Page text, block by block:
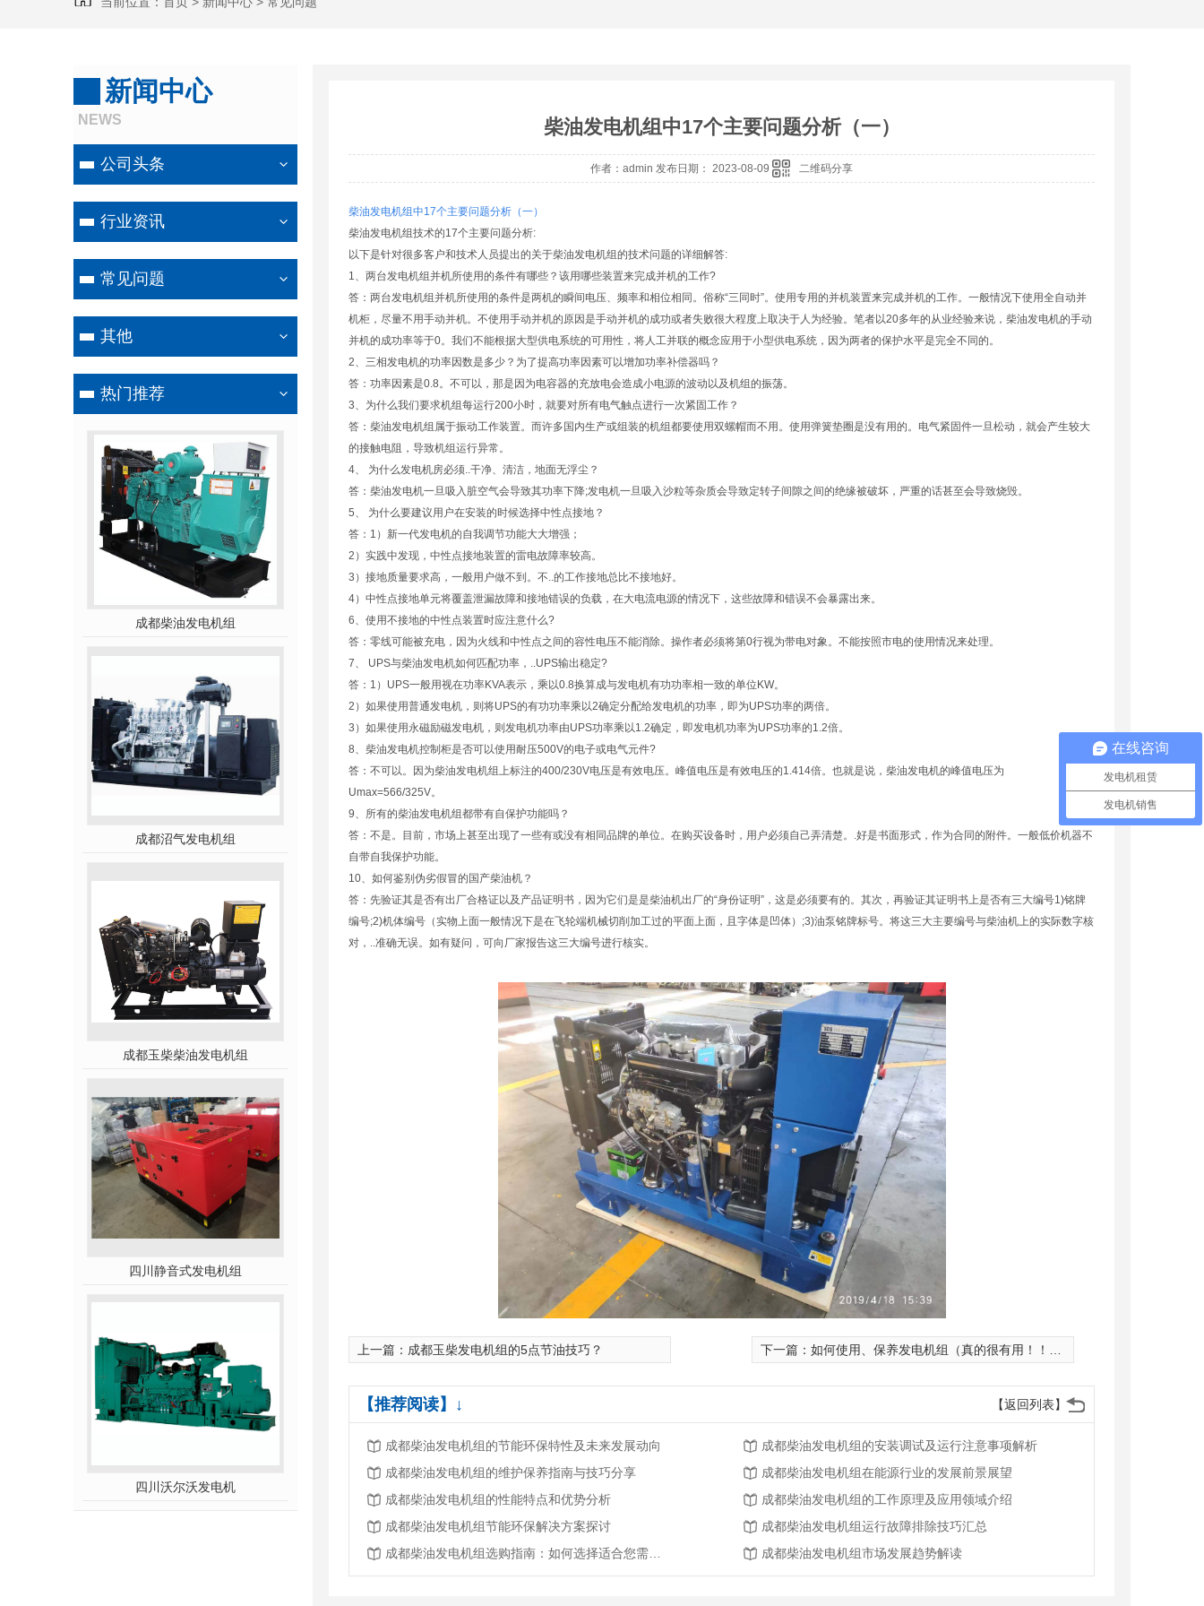
新闻中心
NEWS
公司头条
行业资讯
常见问题
其他
热门推荐
成都柴油发电机组
成都沼气发电机组
成都玉柴柴油发电机组
四川静音式发电机组
四川沃尔沃发电机
柴油发电机组中17个主要问题分析（一）
作者：admin 发布日期： 2023-08-09 二维码分享
柴油发电机组中17个主要问题分析（一）
柴油发电机组技术的17个主要问题分析:
以下是针对很多客户和技术人员提出的关于柴油发电机组的技术问题的详细解答:
1、两台发电机组并机所使用的条件有哪些？该用哪些装置来完成并机的工作?
答：两台发电机组并机所使用的条件是两机的瞬间电压、频率和相位相同。俗称“三同时”。使用专用的并机装置来完成并机的工作。一般情况下使用全自动并
机柜，尽量不用手动并机。不使用手动并机的原因是手动并机的成功或者失败很大程度上取决于人为经验。笔者以20多年的从业经验来说，柴油发电机的手动
并机的成功率等于0。我们不能根据大型供电系统的可用性，将人工并联的概念应用于小型供电系统，因为两者的保护水平是完全不同的。
2、三相发电机的功率因数是多少？为了提高功率因素可以增加功率补偿器吗？
答：功率因素是0.8。不可以，那是因为电容器的充放电会造成小电源的波动以及机组的振荡。
3、为什么我们要求机组每运行200小时，就要对所有电气触点进行一次紧固工作？
答：柴油发电机组属于振动工作装置。而许多国内生产或组装的机组都要使用双螺帽而不用。使用弹簧垫圈是没有用的。电气紧固件一旦松动，就会产生较大
的接触电阻，导致机组运行异常。
4、 为什么发电机房必须..干净、清洁，地面无浮尘？
答：柴油发电机一旦吸入脏空气会导致其功率下降;发电机一旦吸入沙粒等杂质会导致定转子间隙之间的绝缘被破坏，严重的话甚至会导致烧毁。
5、 为什么要建议用户在安装的时候选择中性点接地？
答：1）新一代发电机的自我调节功能大大增强；
2）实践中发现，中性点接地装置的雷电故障率较高。
3）接地质量要求高，一般用户做不到。不..的工作接地总比不接地好。
4）中性点接地单元将覆盖泄漏故障和接地错误的负载，在大电流电源的情况下，这些故障和错误不会暴露出来。
6、使用不接地的中性点装置时应注意什么?
答：零线可能被充电，因为火线和中性点之间的容性电压不能消除。操作者必须将第0行视为带电对象。不能按照市电的使用情况来处理。
7、 UPS与柴油发电机如何匹配功率，..UPS输出稳定?
答：1）UPS一般用视在功率KVA表示，乘以0.8换算成与发电机有功功率相一致的单位KW。
2）如果使用普通发电机，则将UPS的有功功率乘以2确定分配给发电机的功率，即为UPS功率的两倍。
3）如果使用永磁励磁发电机，则发电机功率由UPS功率乘以1.2确定，即发电机功率为UPS功率的1.2倍。
8、柴油发电机控制柜是否可以使用耐压500V的电子或电气元件?
答：不可以。因为柴油发电机组上标注的400/230V电压是有效电压。峰值电压是有效电压的1.414倍。也就是说，柴油发电机的峰值电压为
Umax=566/325V。
9、所有的柴油发电机组都带有自保护功能吗？
答：不是。目前，市场上甚至出现了一些有或没有相同品牌的单位。在购买设备时，用户必须自己弄清楚。.好是书面形式，作为合同的附件。一般低价机器不
自带自我保护功能。
10、如何鉴别伪劣假冒的国产柴油机？
答：先验证其是否有出厂合格证以及产品证明书，因为它们是是柴油机出厂的“身份证明”，这是必须要有的。其次，再验证其证明书上是否有三大编号1)铭牌
编号;2)机体编号（实物上面一般情况下是在飞轮端机械切削加工过的平面上面，且字体是凹体）;3)油泵铭牌标号。将这三大主要编号与柴油机上的实际数字核
对，..准确无误。如有疑问，可向厂家报告这三大编号进行核实。
上一篇： 成都玉柴发电机组的5点节油技巧？ 下一篇： 如何使用、保养发电机组（真的很有用！！！）
【返回列表】
【推荐阅读】↓
成都柴油发电机组的节能环保特性及未来发展动向
成都柴油发电机组的安装调试及运行注意事项解析
成都柴油发电机组的维护保养指南与技巧分享
成都柴油发电机组在能源行业的发展前景展望
成都柴油发电机组的性能特点和优势分析
成都柴油发电机组的工作原理及应用领域介绍
成都柴油发电机组节能环保解决方案探讨
成都柴油发电机组运行故障排除技巧汇总
成都柴油发电机组市场发展趋势解读
在线咨询
发电机租赁
发电机销售